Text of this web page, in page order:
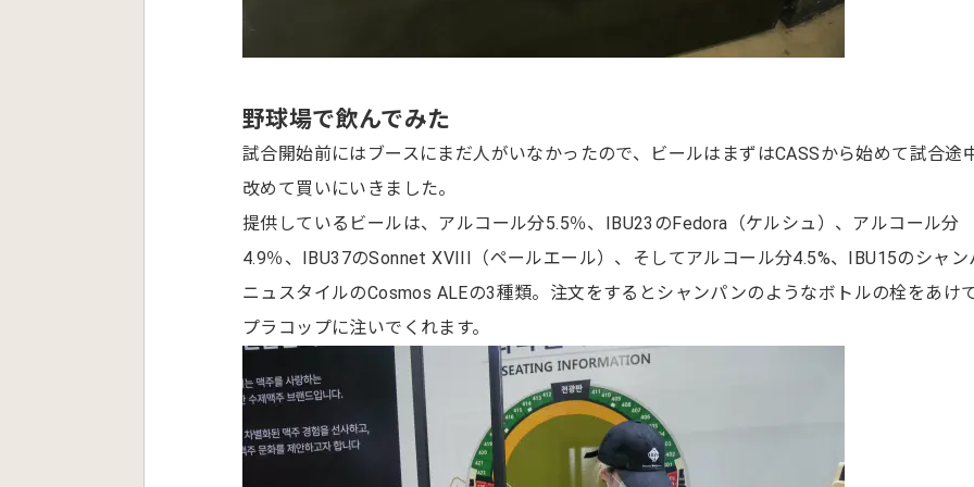
野球場で飲んでみた
試合開始前にはブースにまだ人がいなかったので、ビールはまずはCASSから始めて試合途
改めて買いにいきました。
提供しているビールは、アルコール分5.5％、IBU23のFedora（ケルシュ）、アルコール分
4.9％、IBU37のSonnet XVIII（ペールエール）、そしてアルコール分4.5%、IBU15のシャン
ニュスタイルのCosmos ALEの3種類。注文をするとシャンパンのようなボトルの栓をあけて
プラコップに注いでくれます。